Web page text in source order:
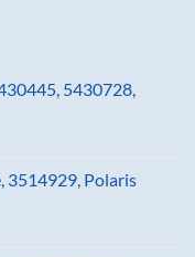
5430728,
3514929, Polaris